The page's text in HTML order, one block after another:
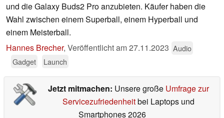
und die Galaxy Buds2 Pro anzubieten. Käufer haben die
Wahl zwischen einem Superball, einem Hyperball und
einem Meisterball.
Hannes Brecher, Veröffentlicht am27.11.2023 Audio
Gadget
Launch
Jetzt mitmachen: Unsere große Umfrage zur
Servicezufriedenheitbei Laptops und
Smartphones 2026